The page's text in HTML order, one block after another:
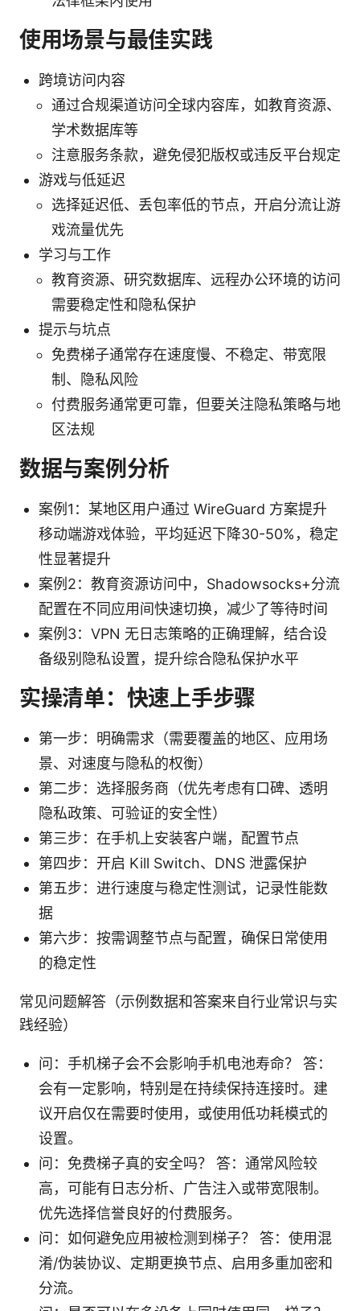
使用场景与最佳实践
跨境访问内容
通过合规渠道访问全球内容库，如教育资源、
学术数据库等
注意服务条款，避免侵犯版权或违反平台规定
游戏与低延迟
选择延迟低、丢包率低的节点，开启分流让游
戏流量优先
学习与工作
教育资源、研究数据库、远程办公环境的访问
需要稳定性和隐私保护
提示与坑点
免费梯子通常存在速度慢、不稳定、带宽限
制、隐私风险
付费服务通常更可靠，但要关注隐私策略与地
区法规
数据与案例分析
案例1：某地区用户通过 WireGuard 方案提升
移动端游戏体验，平均延迟下降30-50%，稳定
性显著提升
案例2：教育资源访问中，Shadowsocks+分流
配置在不同应用间快速切换，减少了等待时间
案例3：VPN 无日志策略的正确理解，结合设
备级别隐私设置，提升综合隐私保护水平
实操清单：快速上手步骤
第一步：明确需求（需要覆盖的地区、应用场
景、对速度与隐私的权衡）
第二步：选择服务商（优先考虑有口碑、透明
隐私政策、可验证的安全性）
第三步：在手机上安装客户端，配置节点
第四步：开启 Kill Switch、DNS 泄露保护
第五步：进行速度与稳定性测试，记录性能数
据
第六步：按需调整节点与配置，确保日常使用
的稳定性
常见问题解答（示例数据和答案来自行业常识与实
践经验）
问：手机梯子会不会影响手机电池寿命？ 答：
会有一定影响，特别是在持续保持连接时。建
议开启仅在需要时使用，或使用低功耗模式的
设置。
问：免费梯子真的安全吗？ 答：通常风险较
高，可能有日志分析、广告注入或带宽限制。
优先选择信誉良好的付费服务。
问：如何避免应用被检测到梯子？ 答：使用混
淆/伪装协议、定期更换节点、启用多重加密和
分流。